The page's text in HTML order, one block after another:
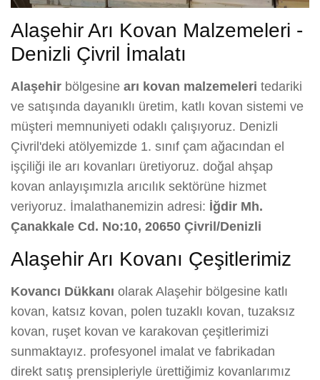
Alaşehir Arı Kovan Malzemeleri -
Denizli Çivril İmalatı
Alaşehir bölgesine arı kovan malzemeleri tedariki
ve satışında dayanıklı üretim, katlı kovan sistemi ve
müşteri memnuniyeti odaklı çalışıyoruz. Denizli
Çivril'deki atölyemizde 1. sınıf çam ağacından el
işçiliği ile arı kovanları üretiyoruz. doğal ahşap
kovan anlayışımızla arıcılık sektörüne hizmet
veriyoruz. İmalathanemizin adresi: İğdir Mh.
Çanakkale Cd. No:10, 20650 Çivril/Denizli
Alaşehir Arı Kovanı Çeşitlerimiz
Kovancı Dükkanı olarak Alaşehir bölgesine katlı
kovan, katsız kovan, polen tuzaklı kovan, tuzaksız
kovan, ruşet kovan ve karakovan çeşitlerimizi
sunmaktayız. profesyonel imalat ve fabrikadan
direkt satış prensipleriyle ürettiğimiz kovanlarımız